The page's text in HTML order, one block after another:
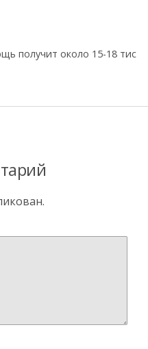
получит около 15-18 тис